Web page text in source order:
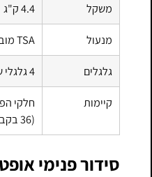
משקל 4.4 ק"ג
מנעול TSA מובנה
גלגלים 4 גלגלי שיכוך זעזועים ורעשים
קיימות
סידור פנימי